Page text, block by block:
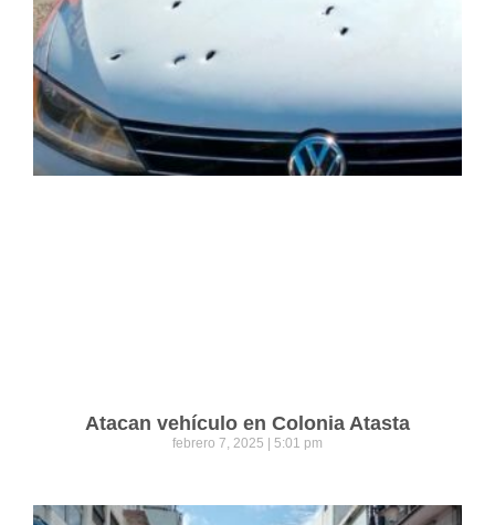
Atacan vehículo en Colonia Atasta
febrero 7, 2025 5:01 pm